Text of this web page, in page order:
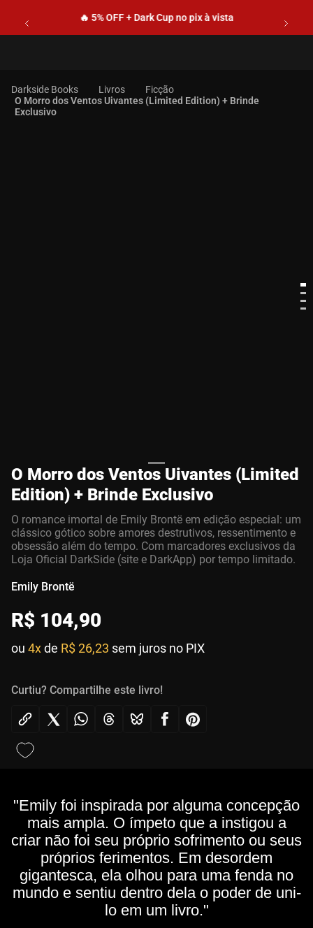
🔥 5% OFF + Dark Cup no pix à vista
Livros
Ficção
O Morro dos Ventos Uivantes (Limited Edition) + Brinde
Exclusivo
O Morro dos Ventos Uivantes (Limited
Edition) + Brinde Exclusivo
O romance imortal de Emily Brontë em edição especial: um
clássico gótico sobre amores destrutivos, ressentimento e
obsessão além do tempo. Com marcadores exclusivos da
Loja Oficial DarkSide (site e DarkApp) por tempo limitado.
Emily Brontë
R$ 104,90
ou 4xde R$ 26,23 sem juros no PIX
Curtiu? Compartilhe este livro!
"Emily foi inspirada por alguma concepção
mais ampla. O ímpeto que a instigou a
criar não foi seu próprio sofrimento ou seus
próprios ferimentos. Em desordem
gigantesca, ela olhou para uma fenda no
mundo e sentiu dentro dela o poder de uni-
lo em um livro."